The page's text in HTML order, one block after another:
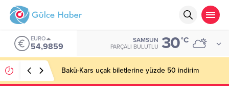
EURO
54,9859
SAMSUN
PARÇALI BULUTLU 30°C
Bakü-Kars uçak biletlerine yüzde 50 indirim